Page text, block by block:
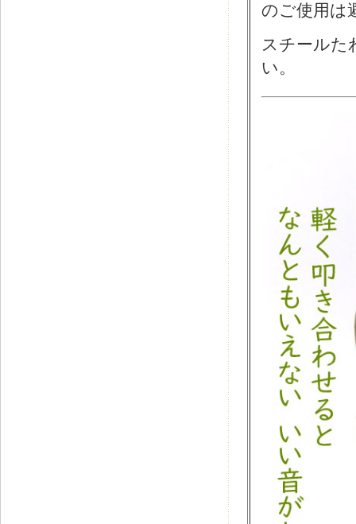
のご使用
スチールた
い。